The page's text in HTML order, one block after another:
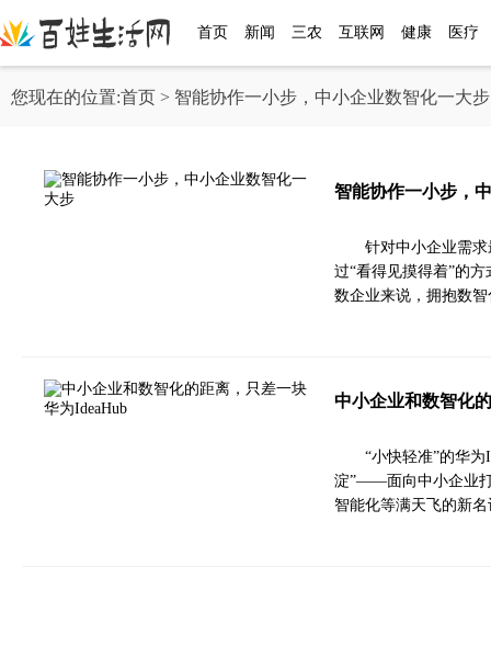
首页 新闻 三农 互联网 健康 医疗
您现在的位置:首页 > 智能协作一小步，中小企业数智化一大步
智能协作一小步，
针对中小企业需
过“看得见摸得着”的
数企业来说，拥抱数
中小企业和数智化
“小快轻准”的华
淀”——面向中小企业
智能化等满天飞的新